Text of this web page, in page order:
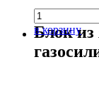
в корзину
Блок из